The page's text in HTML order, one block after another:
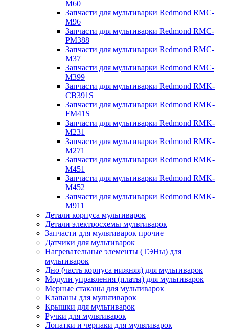
M60
Запчасти для мультиварки Redmond RMC-
M96
Запчасти для мультиварки Redmond RMC-
PM388
Запчасти для мультиварки Redmond RMC-
M37
Запчасти для мультиварки Redmond RMC-
M399
Запчасти для мультиварки Redmond RMK-
CB391S
Запчасти для мультиварки Redmond RMK-
FM41S
Запчасти для мультиварки Redmond RMK-
M231
Запчасти для мультиварки Redmond RMK-
M271
Запчасти для мультиварки Redmond RMK-
M451
Запчасти для мультиварки Redmond RMK-
M452
Запчасти для мультиварки Redmond RMK-
M911
Детали корпуса мультиварок
Детали электросхемы мультиварок
Запчасти для мультиварок прочие
Датчики для мультиварок
Нагревательные элементы (ТЭНы) для
мультиварок
Дно (часть корпуса нижняя) для мультиварок
Модули управления (платы) для мультиварок
Мерные стаканы для мультиварок
Клапаны для мультиварок
Крышки для мультиварок
Ручки для мультиварок
Лопатки и черпаки для мультиварок